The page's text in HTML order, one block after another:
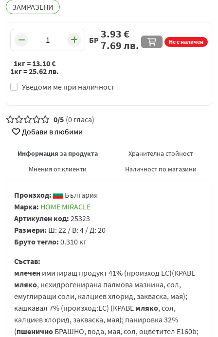
ЗАМРАЗЕНИ
БР Не е наличен
Уведоми ме при наличност
3.93€
7.69лв.
1кг = 13.10€
1кг =25.62лв.
0/5 (0 гласа)
Добави в любими
Информация за продукта
Хранителна стойност
Мнения от клиенти
Наличност по магазини
Произход:
България
Марка: HOME MIRACLE
Артикулен код: 25323
Размери: Ш: 22 / В: 4 / Д: 20
Бруто тегло: 0.310 кг
Състав:
млечен имитиращ продукт 41% (произход ЕС)(КРАВЕ
мляко, нехидрогенирана палмова мазнина, сол,
емуглиращи соли, калциев хлорид, закваска, мая);
кашкавал 7% (произход:ЕС) (КРАВЕ мляко, сол,
калциев хлорид, закваска, мая); панировка 32%
(пшенично БРАШНО, вода, мая, сол, оцветител Е160b;